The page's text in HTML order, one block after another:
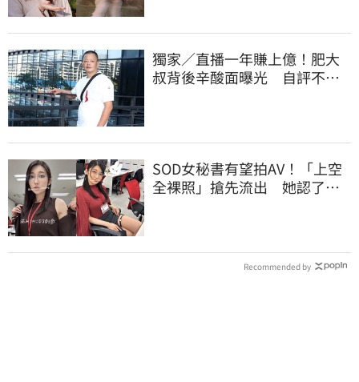
獨家／直播一年賺上億！肥大
叔背後辛酸面曝光 自評不及
SOD女秘書有望拍AV！「上空
全裸照」搶先流出 她認了：
Recommended by